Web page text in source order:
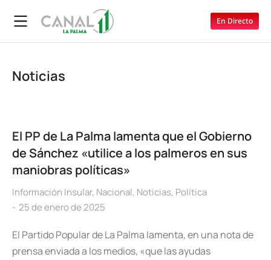
En Directo
Noticias
El PP de La Palma lamenta que el Gobierno
de Sánchez «utilice a los palmeros en sus
maniobras políticas»
Información Insular, Nacional, Noticias, Política
25 de enero de 2025
El Partido Popular de La Palma lamenta, en una nota de
prensa enviada a los medios, «que las ayudas